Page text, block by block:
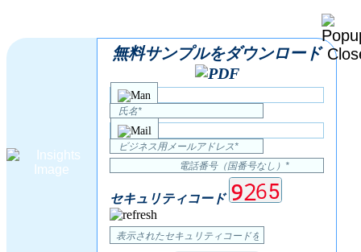
無料サンプルをダウンロード
セキュリティコード